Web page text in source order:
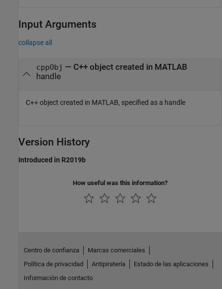
Input Arguments
collapse all
cppObj — C++ object created in MATLAB
handle
C++ object created in MATLAB, specified as a handle
Version History
Introduced in R2019b
How useful was this information?
Centro de confianza
Marcas comerciales
Política de privacidad
Antipiratería
Estado de las aplicaciones
Información de contacto